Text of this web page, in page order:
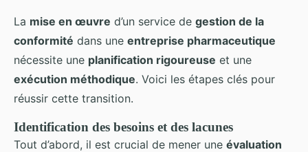
La mise en œuvre d’un service de gestion de la
conformité dans une entreprise pharmaceutique
nécessite une planification rigoureuse et une
exécution méthodique. Voici les étapes clés pour
réussir cette transition.
Identification des besoins et des lacunes
Tout d’abord, il est crucial de mener une évaluation